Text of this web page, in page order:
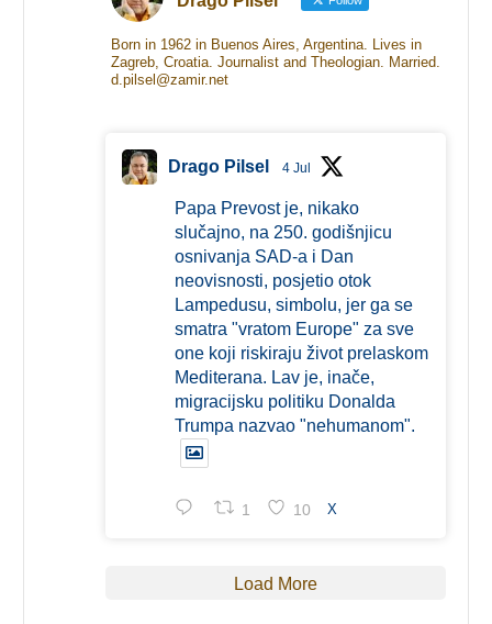
Born in 1962 in Buenos Aires, Argentina. Lives in
Zagreb, Croatia. Journalist and Theologian. Married.
d.pilsel@zamir.net
Drago Pilsel 4 Jul
Papa Prevost je, nikako
slučajno, na 250. godišnjicu
osnivanja SAD-a i Dan
neovisnosti, posjetio otok
Lampedusu, simbolu, jer ga se
smatra "vratom Europe" za sve
one koji riskiraju život prelaskom
Mediterana. Lav je, inače,
migracijsku politiku Donalda
Trumpa nazvao "nehumanom".
1 10 X
Load More